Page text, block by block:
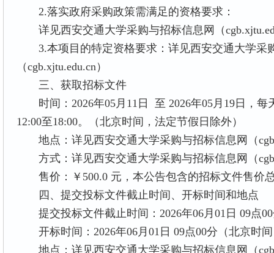
2.落实政府采购政策需满足的资格要求：
详见西安交通大学采购与招标信息网（
3.本项目的特定资格要求：详见西安交通大学采
（cgb.xjtu.edu.cn）
三、获取招标文件
时间：2026年05月11日 至 2026年05月19日，每
12:00至18:00。（北京时间，法定节假日除外）
地点：详见西安交通大学采购与招标信息网（
方式：详见西安交通大学采购与招标信息网（
售价：￥500.0 元，本公告包含的招标文件售价
四、提交投标文件截止时间、开标时间和地点
提交投标文件截止时间：2026年06月01日 09点
开标时间：2026年06月01日 09点00分（北京时
地点：详见西安交通大学采购与招标信息网（